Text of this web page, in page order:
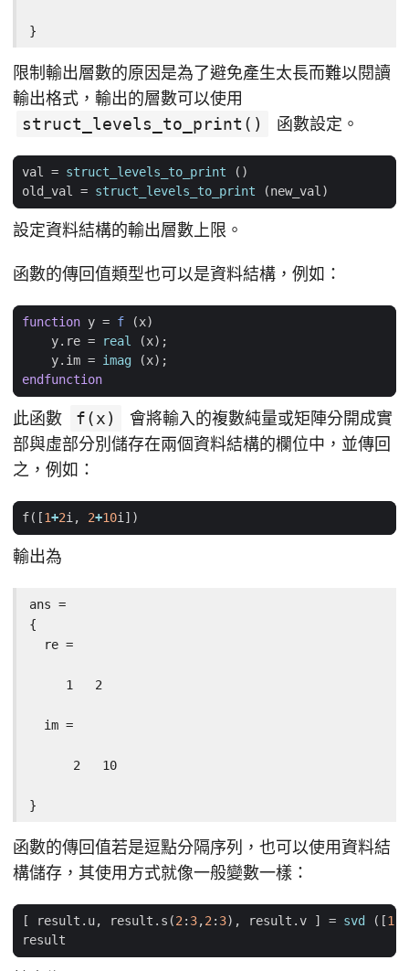
}
限制輸出層數的原因是為了避免產生太長而難以閱讀
輸出格式，輸出的層數可以使用
struct_levels_to_print()
函數設定。
val = struct_levels_to_print
()
old_val = struct_levels_to_print (new_val)
設定資料結構的輸出層數上限。
函數的傳回值類型也可以是資料結構，例如：
function y = f (x)
y. re = real (x);
y. im = imag (x);
endfunction
此函數 f(x)
會將輸入的複數純量或矩陣分開成實
部與虛部分別儲存在兩個資料結構的欄位中，並傳回
之，例如：
f([1+2i, 2+10i])
輸出為
ans =
{
  re =
     1   2
  im =
      2   10
}
函數的傳回值若是逗點分隔序列，也可以使用資料結
構儲存，其使用方式就像一般變數一樣：
[ result . u, result . s (2: 3,2: 3), result .v ] = svd ([1
result